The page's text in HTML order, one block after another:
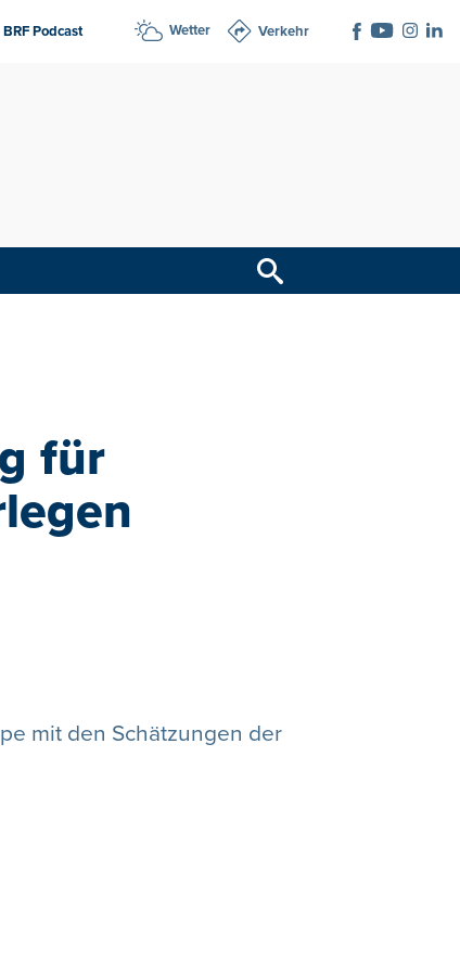
BRF Podcast Wetter Verkehr
für
mit den Schätzungen der